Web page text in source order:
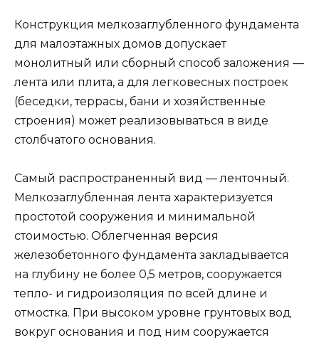
Конструкция мелкозаглубленного фундамента
для малоэтажных домов допускает
монолитный или сборный способ заложения —
лента или плита, а для легковесных построек
(беседки, террасы, бани и хозяйственные
строения) может реализовываться в виде
столбчатого основания.
Самый распространенный вид — ленточный.
Мелкозаглубленная лента характеризуется
простотой сооружения и минимальной
стоимостью. Облегченная версия
железобетонного фундамента закладывается
на глубину не более 0,5 метров, сооружается
тепло- и гидроизоляция по всей длине и
отмостка. При высоком уровне грунтовых вод
вокруг основания и под ним сооружается